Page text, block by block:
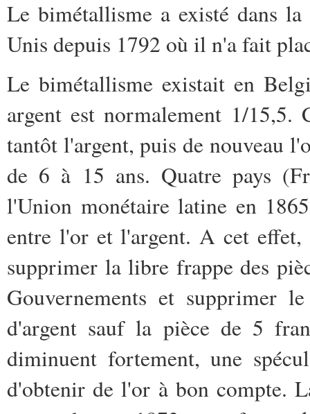
Le bimétallisme a existé dans
Unis depuis 1792 où il n'a fait
Le bimétallisme existait en
argent est normalement 1/
tantôt l'argent, puis de nouveau
de 6 à 15 ans. Quatre pays
l'Union monétaire latine en
entre l'or et l'argent. A cet effet,
supprimer la libre frappe des
Gouvernements et supprimer
d'argent sauf la pièce de 5
diminuent fortement, une
d'obtenir de l'or à bon compte.